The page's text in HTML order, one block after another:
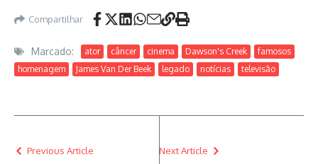
Compartilhar
Marcado: ator câncer cinema Dawson's Creek
famosos
homenagem
James Van Der Beek legado notícias televisão
Previous Article Next Article